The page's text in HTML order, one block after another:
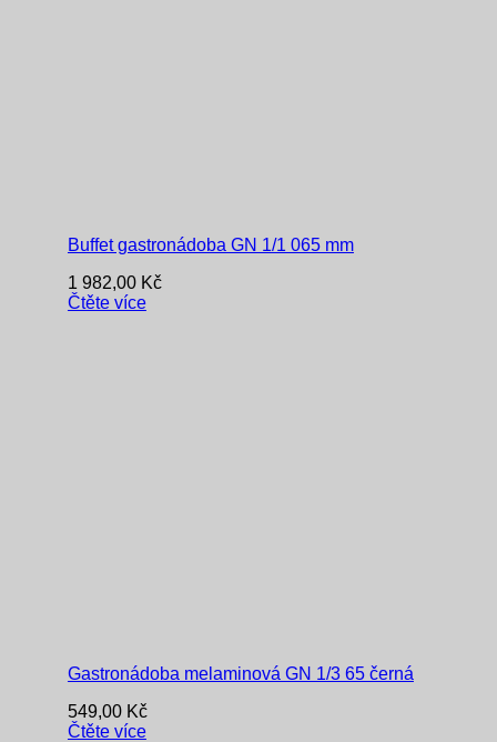
Buffet gastronádoba GN 1/1 065 mm
1 982,00 Kč
Čtěte více
Gastronádoba melaminová GN 1/3 65 černá
549,00 Kč
Čtěte více